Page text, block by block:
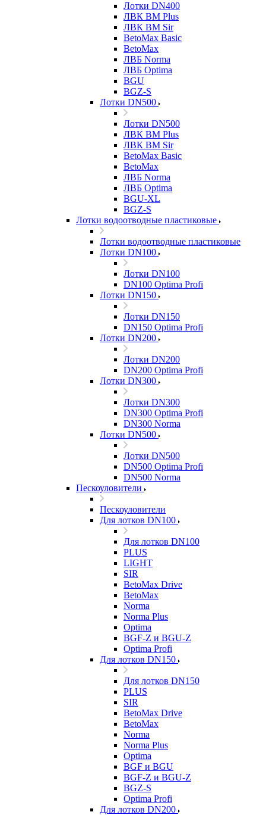
Лотки DN400
ЛВК ВМ Plus
ЛВК ВМ Sir
BetoMax Basic
BetoMax
ЛВБ Norma
ЛВБ Optima
BGU
BGZ-S
Лотки DN500
Лотки DN500
ЛВК ВМ Plus
ЛВК ВМ Sir
BetoMax Basic
BetoMax
ЛВБ Norma
ЛВБ Optima
BGU-XL
BGZ-S
Лотки водоотводные пластиковые
Лотки водоотводные пластиковые
Лотки DN100
Лотки DN100
DN100 Optima Profi
Лотки DN150
Лотки DN150
DN150 Optima Profi
Лотки DN200
Лотки DN200
DN200 Optima Profi
Лотки DN300
Лотки DN300
DN300 Optima Profi
DN300 Norma
Лотки DN500
Лотки DN500
DN500 Optima Profi
DN500 Norma
Пескоуловители
Пескоуловители
Для лотков DN100
Для лотков DN100
PLUS
LIGHT
SIR
BetoMax Drive
BetoMax
Norma
Norma Plus
Optima
BGF-Z и BGU-Z
Optima Profi
Для лотков DN150
Для лотков DN150
PLUS
SIR
BetoMax Drive
BetoMax
Norma
Norma Plus
Optima
BGF и BGU
BGF-Z и BGU-Z
BGZ-S
Optima Profi
Для лотков DN200